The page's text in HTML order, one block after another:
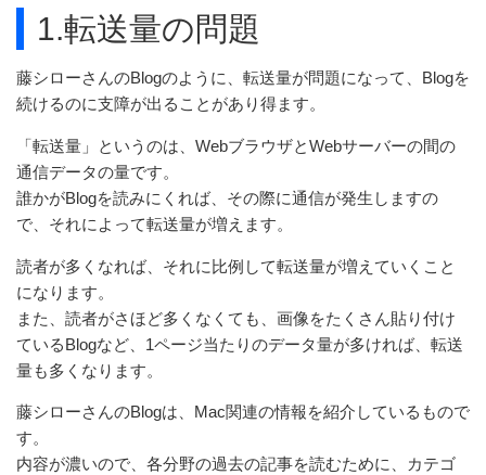
1.転送量の問題
藤シローさんのBlogのように、転送量が問題になって、Blogを
続けるのに支障が出ることがあり得ます。
「転送量」というのは、WebブラウザとWebサーバーの間の
通信データの量です。
誰かがBlogを読みにくれば、その際に通信が発生しますの
で、それによって転送量が増えます。
読者が多くなれば、それに比例して転送量が増えていくこと
になります。
また、読者がさほど多くなくても、画像をたくさん貼り付け
ているBlogなど、1ページ当たりのデータ量が多ければ、転送
量も多くなります。
藤シローさんのBlogは、Mac関連の情報を紹介しているもので
す。
内容が濃いので、各分野の過去の記事を読むために、カテゴ